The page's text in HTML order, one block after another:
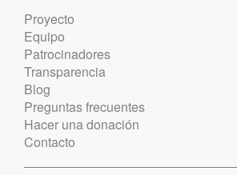
Proyecto
Equipo
Patrocinadores
Transparencia
Blog
Preguntas frecuentes
Hacer una donación
Contacto